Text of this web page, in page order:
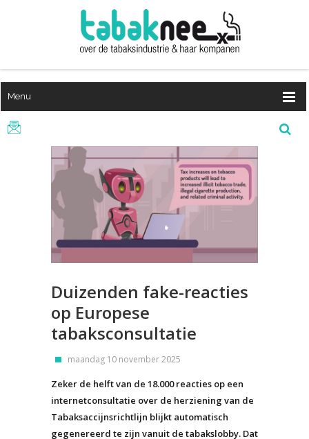
Menu
Duizenden fake-reacties
op Europese
tabaksconsultatie
maandag 10 november 2025
Zeker de helft van de 18.000 reacties op een
internetconsultatie over de herziening van de
Tabaksaccijnsrichtlijn blijkt automatisch
gegenereerd te zijn vanuit de tabakslobby. Dat